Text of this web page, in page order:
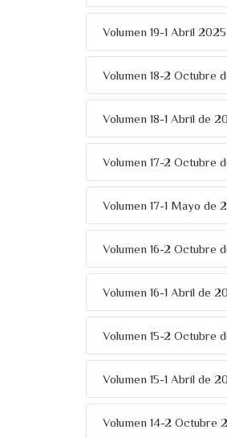
Volumen 19-1 Abril 2025
Volumen 18-2 Octubre
Volumen 18-1 Abril de
Volumen 17-2 Octubre
Volumen 17-1 Mayo de
Volumen 16-2 Octubre
Volumen 16-1 Abril de
Volumen 15-2 Octubre
Volumen 15-1 Abril de
Volumen 14-2 Octubre